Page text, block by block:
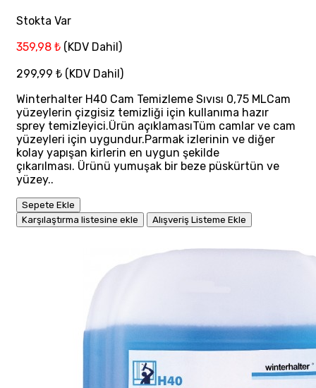
Stokta Var
359,98 ₺ (KDV Dahil)
299,99 ₺ (KDV Dahil)
Winterhalter H40 Cam Temizleme Sıvısı 0,75 MLCam
yüzeylerin çizgisiz temizliği için kullanıma hazır
sprey temizleyici.Ürün açıklamasıTüm camlar ve cam
yüzeyleri için uygundur.Parmak izlerinin ve diğer
kolay yapışan kirlerin en uygun şekilde
çıkarılması. Ürünü yumuşak bir beze püskürtün ve
yüzey..
Sepete Ekle
Karşılaştırma listesine ekle
Alışveriş Listeme Ekle